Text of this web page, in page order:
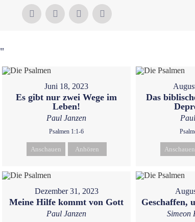
"
Juni 18, 2023
Es gibt nur zwei Wege im
Leben!
Paul Janzen
Psalmen 1:1-6
Anschauen Anhören
Das
Anschauen
Dezember 31, 2023
Meine Hilfe kommt von Gott
Paul Janzen
Geschaffen,
Simeon